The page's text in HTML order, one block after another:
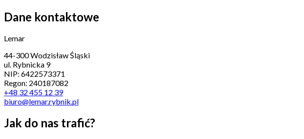
Dane kontaktowe
Lemar
44-300 Wodzisław Śląski
ul. Rybnicka 9
NIP: 6422573371
Regon: 240187082
+48 32 455 12 39
biuro@lemar.rybnik.pl
Jak do nas trafić?